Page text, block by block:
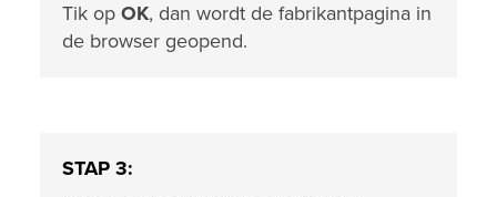
Tik op OK, dan wordt de fabrikantpagina in
de browser geopend.
STAP 3: